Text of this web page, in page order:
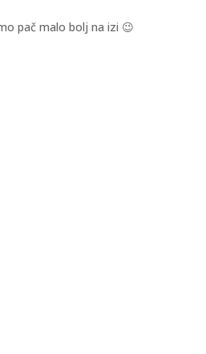
pač malo bolj na izi 😉